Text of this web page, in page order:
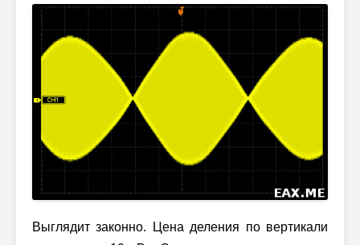
Выглядит законно. Цена деления по вертикали